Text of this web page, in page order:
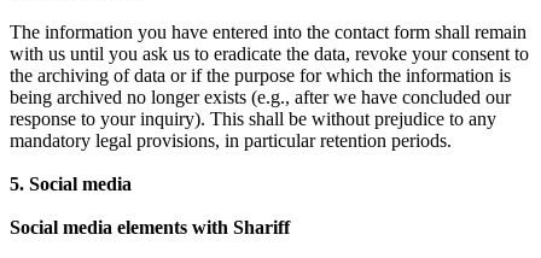
The information you have entered into the contact form shall remain
with us until you ask us to eradicate the data, revoke your consent to
the archiving of data or if the purpose for which the information is
being archived no longer exists (e.g., after we have concluded our
response to your inquiry). This shall be without prejudice to any
mandatory legal provisions, in particular retention periods.
5. Social media
Social media elements with Shariff